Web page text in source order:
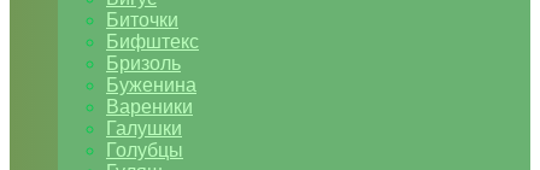
Биточки
Бифштекс
Бризоль
Буженина
Вареники
Галушки
Голубцы